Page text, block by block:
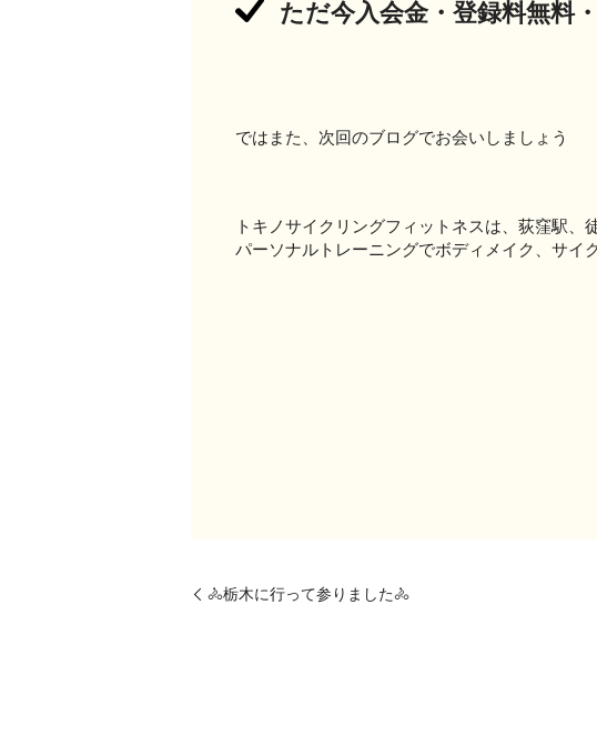
ただ今入会金・登録料無料
ではまた、次回のブログでお会いしましょう
トキノサイクリングフィットネスは、荻窪駅、
パーソナルトレーニングでボディメイク、サイ
🚴栃木に行って参りました🚴